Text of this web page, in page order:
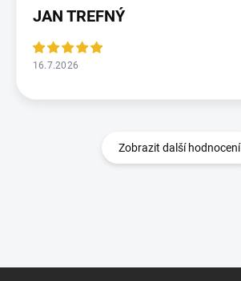
JAN TREFNÝ
16.7.2026
Zobrazit další hodnocení